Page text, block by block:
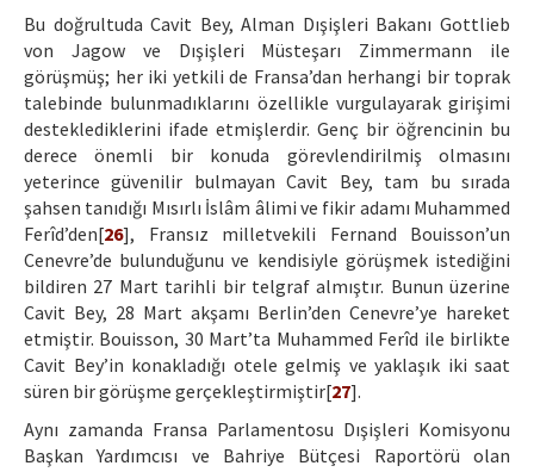
Bu doğrultuda Cavit Bey, Alman Dışişleri Bakanı Gottlieb
von Jagow ve Dışişleri Müsteşarı Zimmermann ile
görüşmüş; her iki yetkili de Fransa’dan herhangi bir toprak
talebinde bulunmadıklarını özellikle vurgulayarak girişimi
desteklediklerini ifade etmişlerdir. Genç bir öğrencinin bu
derece önemli bir konuda görevlendirilmiş olmasını
yeterince güvenilir bulmayan Cavit Bey, tam bu sırada
şahsen tanıdığı Mısırlı İslâm âlimi ve fikir adamı Muhammed
Ferîd’den[26], Fransız milletvekili Fernand Bouisson’un
Cenevre’de bulunduğunu ve kendisiyle görüşmek istediğini
bildiren 27 Mart tarihli bir telgraf almıştır. Bunun üzerine
Cavit Bey, 28 Mart akşamı Berlin’den Cenevre’ye hareket
etmiştir. Bouisson, 30 Mart’ta Muhammed Ferîd ile birlikte
Cavit Bey’in konakladığı otele gelmiş ve yaklaşık iki saat
süren bir görüşme gerçekleştirmiştir[27].
Aynı zamanda Fransa Parlamentosu Dışişleri Komisyonu
Başkan Yardımcısı ve Bahriye Bütçesi Raportörü olan